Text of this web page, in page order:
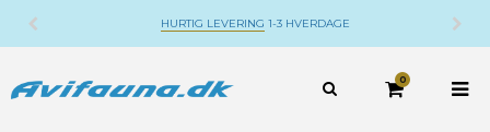
HURTIG LEVERING 1-3 HVERDAGE
0